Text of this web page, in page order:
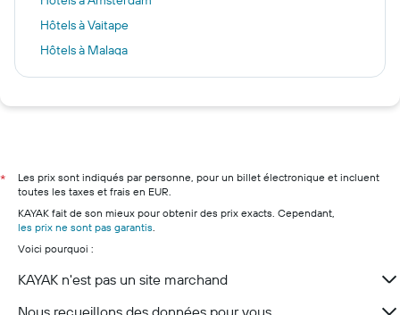
Hôtels à Vaitape
Hôtels à Malaga
Hôtels à Strasbourg
Hôtels à Nice
Hôtels à Lyon
Hôtels à Deauville
Hôtels à Bordeaux
Hôtels à Cannes
*
Les prix sont indiqués par personne, pour un billet électronique et incluent
toutes les taxes et frais en EUR.
KAYAK fait de son mieux pour obtenir des prix exacts. Cependant,
les prix ne sont pas garantis.
Voici pourquoi :
KAYAK n'est pas un site marchand
Nous recueillons des données pour vous